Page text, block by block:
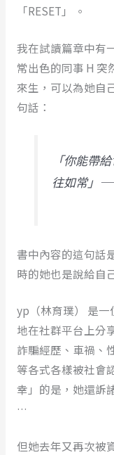
「RESET」 。
我在試讀篇章中有
常出色的同事 H 突
來生，可以為她自
句話：
「你能帶
往如常」
書中內容的這句話
時的她也是說給自
yp（林育璞） 是一
地在社群平台上分
詐騙經歷、車禍、
等各式各樣被社會
幸」的是，她還訴
…
但她去年又再次被